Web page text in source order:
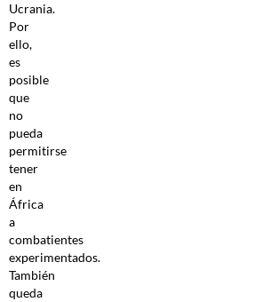
Ucrania.
Por
ello,
es
posible
que
no
pueda
permitirse
tener
en
África
a
combatientes
experimentados.
También
queda